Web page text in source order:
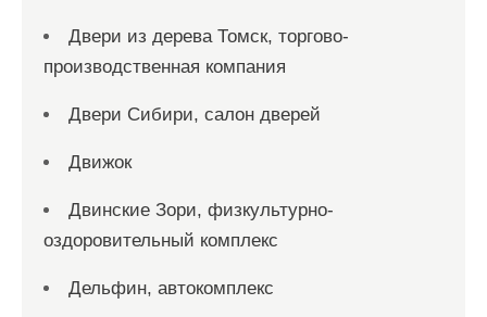
Двери из дерева Томск, торгово-
производственная компания
Двери Сибири, салон дверей
Движок
Двинские Зори, физкультурно-
оздоровительный комплекс
Дельфин, автокомплекс